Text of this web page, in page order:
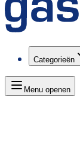
Categorieën
Menu openen